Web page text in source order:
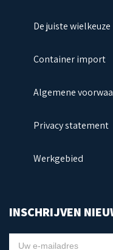
De juiste wielkeuze
Container import
Algemene
Privacy statement
Werkgebied
INSCHRIJVEN
NIEUWSBRIEF